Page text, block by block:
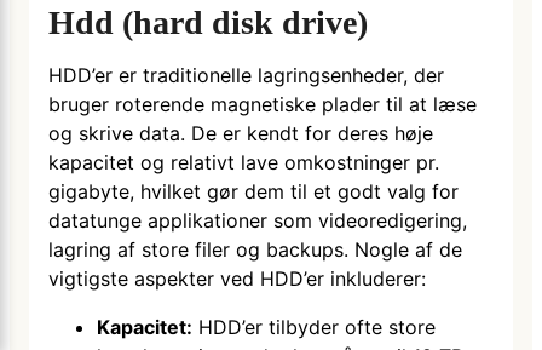
Hdd (hard disk drive)
HDD’er er traditionelle lagringsenheder, der
bruger roterende magnetiske plader til at læse
og skrive data. De er kendt for deres høje
kapacitet og relativt lave omkostninger pr.
gigabyte, hvilket gør dem til et godt valg for
datatunge applikationer som videoredigering,
lagring af store filer og backups. Nogle af de
vigtigste aspekter ved HDD’er inkluderer:
Kapacitet: HDD’er tilbyder ofte store